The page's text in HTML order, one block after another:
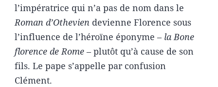
l’impératrice qui n’a pas de nom dans le
Roman d’Othevien devienne Florence sous
l’influence de l’héroïne éponyme – la Bone
florence de Rome – plutôt qu’à cause de son
fils. Le pape s’appelle par confusion
Clément.